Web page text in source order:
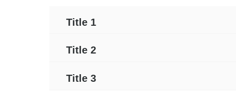
Title 1
Title 2
Title 3